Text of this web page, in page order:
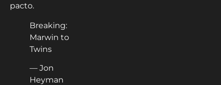
pacto.
Breaking:
Marwin to
Twins
— Jon
Heyman